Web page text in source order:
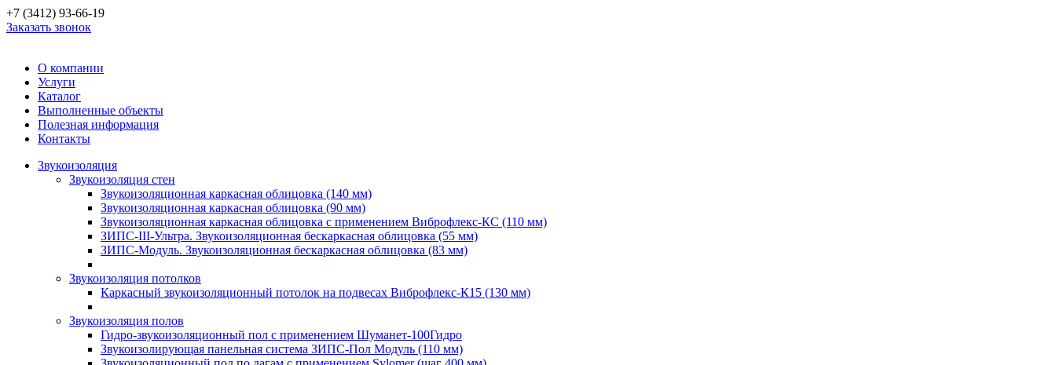
+7 (3412) 93-66-19
Заказать звонок
О компании
Услуги
Каталог
Выполненные объекты
Полезная информация
Контакты
Звукоизоляция
Звукоизоляция стен
Звукоизоляционная каркасная облицовка (140 мм)
Звукоизоляционная каркасная облицовка (90 мм)
Звукоизоляционная каркасная облицовка с применением Виброфлекс-КС (110 мм)
ЗИПС-III-Ультра. Звукоизоляционная бескаркасная облицовка (55 мм)
ЗИПС-Модуль. Звукоизоляционная бескаркасная облицовка (83 мм)
Звукоизоляция потолков
Каркасный звукоизоляционный потолок на подвесах Виброфлекс-К15 (130 мм)
Звукоизоляция полов
Гидро-звукоизоляционный пол с применением Шуманет-100Гидро
Звукоизолирующая панельная система ЗИПС-Пол Модуль (110 мм)